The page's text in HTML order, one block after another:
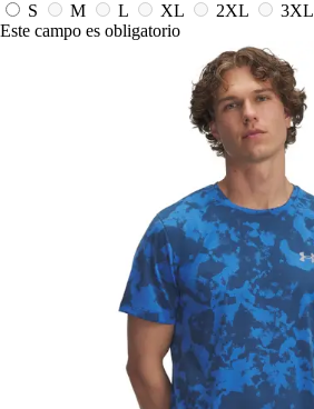
S
M L XL 2XL
3XL
Este campo es obligatorio